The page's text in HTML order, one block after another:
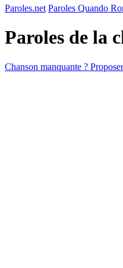
Paroles.net Paroles Quando
Paroles de la
Chanson manquante ?